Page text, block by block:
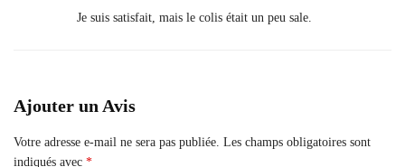
Je suis satisfait, mais le colis était un peu sale.
Ajouter un Avis
Votre adresse e-mail ne sera pas publiée. Les champs obligatoires sont
indiqués avec *